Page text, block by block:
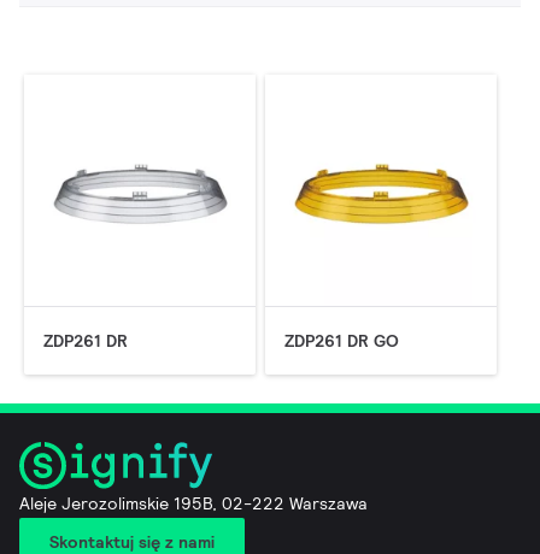
ZDP261 DR ZDP261 DR GO
Aleje Jerozolimskie 195B, 02-222 Warszawa
Skontaktuj się z nami